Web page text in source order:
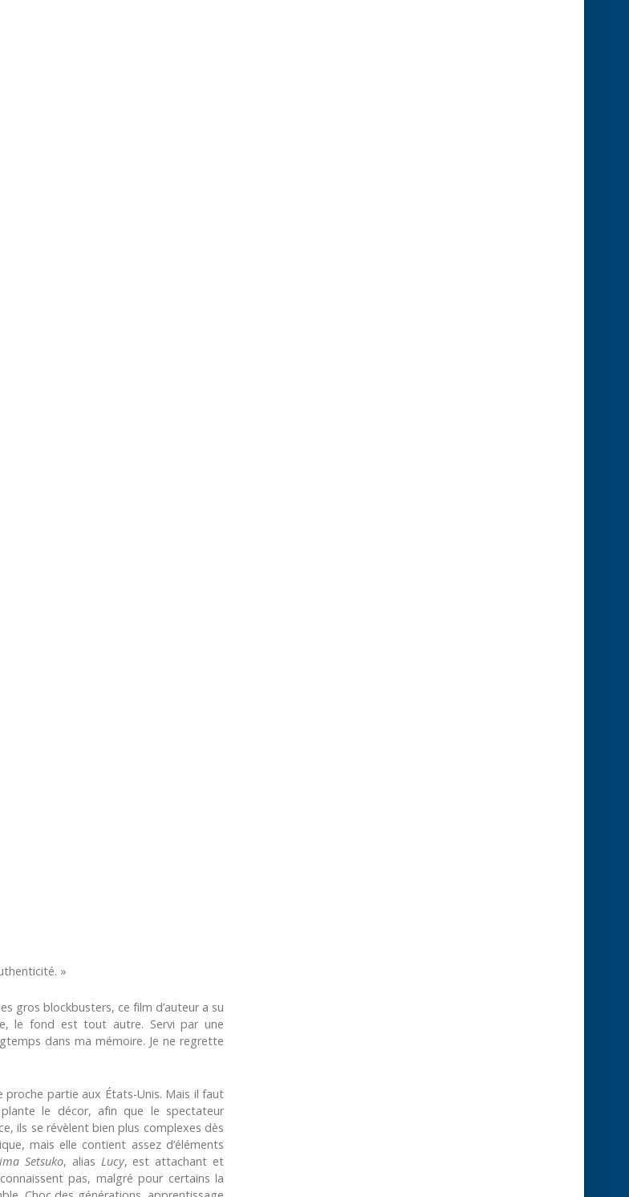
»
gros blockbusters, ce film d’auteur a su
le fond est tout autre. Servi par une
dans ma mémoire. Je ne regrette
proche partie aux États-Unis. Mais il faut
le décor, afin que le spectateur
ils se révèlent bien plus complexes dès
mais elle contient assez d’éléments
Setsuko, alias Lucy, est attachant et
pas, malgré pour certains la